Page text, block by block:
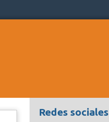
Redes sociales